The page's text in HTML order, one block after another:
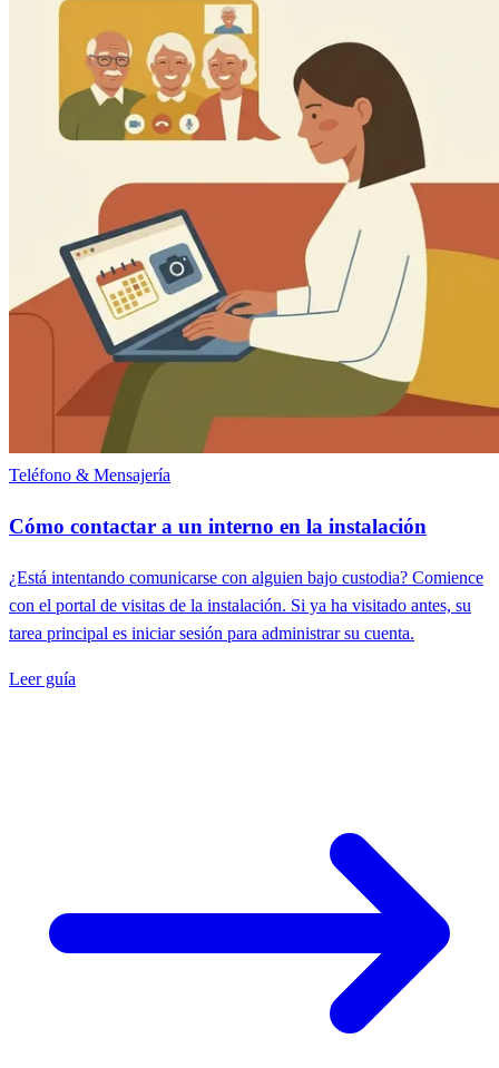
Teléfono & Mensajería
Cómo contactar a un interno en la instalación
¿Está intentando comunicarse con alguien bajo custodia? Comience
con el portal de visitas de la instalación. Si ya ha visitado antes, su
tarea principal es iniciar sesión para administrar su cuenta.
Leer guía